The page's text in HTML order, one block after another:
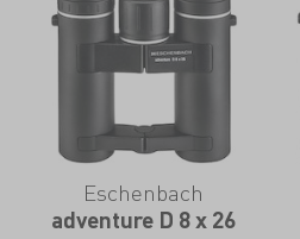
Eschenbach
adventure D 8 x 26